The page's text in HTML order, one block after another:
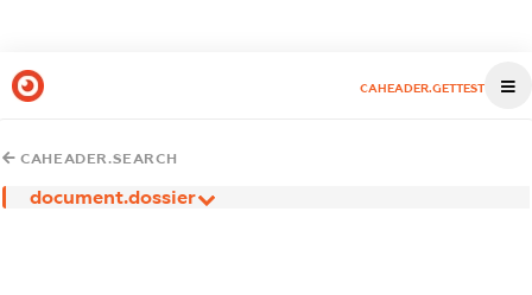
CAHEADER.GETTEST
CAHEADER.SEARCH
document.dossier